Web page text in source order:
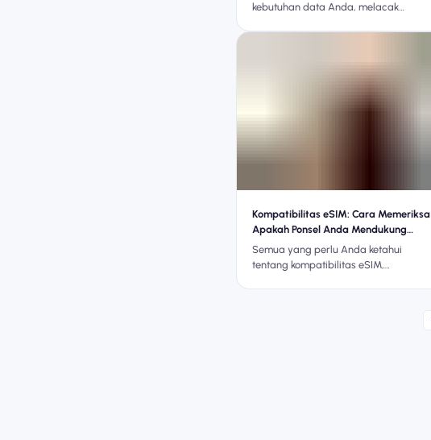
kebutuhan data Anda, melacak
Kompatibilitas eSIM: Cara Memeriksa
Apakah Ponsel Anda Mendukung
eSIM
Semua yang perlu Anda ketahui
tentang kompatibilitas eSIM,